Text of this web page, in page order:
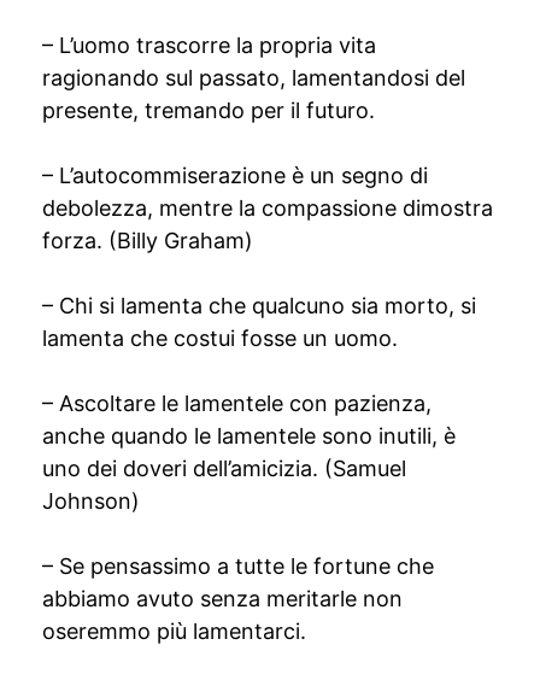
– L’uomo trascorre la propria vita
ragionando sul passato, lamentandosi del
presente, tremando per il futuro.
– L’autocommiserazione è un segno di
debolezza, mentre la compassione dimostra
forza. (Billy Graham)
– Chi si lamenta che qualcuno sia morto, si
lamenta che costui fosse un uomo.
– Ascoltare le lamentele con pazienza,
anche quando le lamentele sono inutili, è
uno dei doveri dell’amicizia. (Samuel
Johnson)
– Se pensassimo a tutte le fortune che
abbiamo avuto senza meritarle non
oseremmo più lamentarci.